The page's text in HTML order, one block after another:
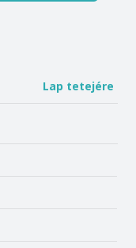
Lap tetejére